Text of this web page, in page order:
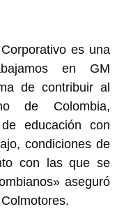
es una
en GM
de contribuir al
de Colombia,
educación con
condiciones de
con las que se
aseguró